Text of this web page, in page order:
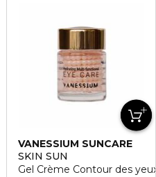
VANESSIUM SUNCARE
SKIN SUN
Gel Crème Contour des yeux